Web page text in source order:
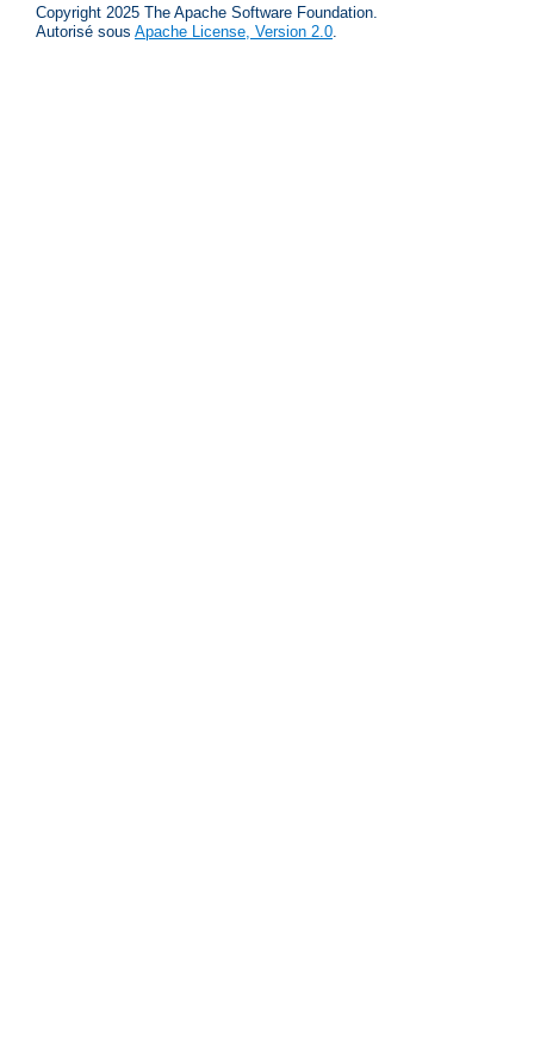
Copyright 2025 The Apache Software Foundation.
Autorisé sous Apache License, Version 2.0